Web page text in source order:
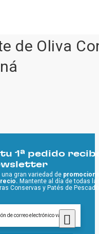
de Oliva
1ª pedido
gran variedad de
Mantente al día de todas
Conservas y Patés de
de correo electrónico válida